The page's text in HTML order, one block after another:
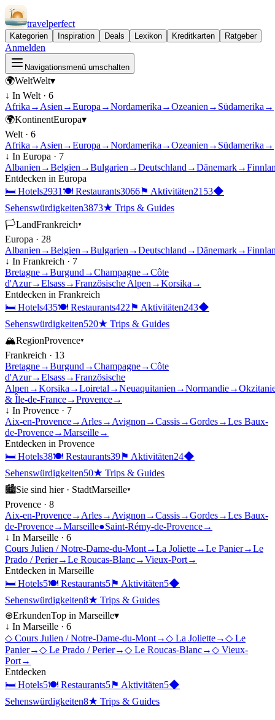
travelperfect
Kategorien Inspiration Deals Lexikon Kreditkarten Ratgeber
Anmelden
Navigationsmenü umschalten
🌍WeltWelt▾
↓ In Welt · 6
Afrika → Asien →Europa →Nordamerika →Ozeanien → Südamerika →
🌍KontinentEuropa▾
Welt · 6
Afrika → Asien →Europa →Nordamerika →Ozeanien → Südamerika →
↓ In Europa · 7
Albanien →Belgien →Bulgarien →Deutschland →Dänemark→
Entdecken in Europa
🛏 Hotels2931 🍽 Restaurants3066⚑ Aktivitäten2153◆
Sehenswürdigkeiten3873★ Trips & Guides
🏳LandFrankreich▾
Europa · 28
Albanien →Belgien →Bulgarien →Deutschland →Dänemark→
↓ In Frankreich · 7
Bretagne→Burgund →Champagne→Côte
d'Azur→Elsass→Französische Alpen →Korsika →
Entdecken in Frankreich
🛏 Hotels435🍽 Restaurants422⚑ Aktivitäten243◆
Sehenswürdigkeiten520★ Trips & Guides
🏔RegionProvence▾
Frankreich · 13
Bretagne→Burgund →Champagne→Côte
d'Azur→Elsass→Französische
Alpen →Korsika →Loiretal →Neuaquitanien →Normandie→
& Île-de-France→Provence→
↓ In Provence · 7
Aix-en-Provence→ Arles→ Avignon →Cassis→Gordes→Les Baux-
de-Provence→Marseille→
Entdecken in Provence
🛏 Hotels38🍽 Restaurants39⚑ Aktivitäten24◆
Sehenswürdigkeiten50★ Trips & Guides
🏙Sie sind hier · StadtMarseille▾
Provence · 8
Aix-en-Provence→ Arles→ Avignon →Cassis→Gordes→Les Baux-
de-Provence→Marseille●Saint-Rémy-de-Provence→
↓ In Marseille · 6
Cours Julien / Notre-Dame-du-Mont→La Joliette→Le Panier→Le
Prado / Perier→Le Roucas-Blanc→Vieux-Port→
Entdecken in Marseille
🛏 Hotels5🍽 Restaurants5⚑ Aktivitäten5◆
Sehenswürdigkeiten8★ Trips & Guides
⊕ErkundenTop in Marseille▾
↓ In Marseille · 6
◇ Cours Julien / Notre-Dame-du-Mont→◇ La Joliette→◇ Le
Panier→◇ Le Prado / Perier→◇ Le Roucas-Blanc→◇ Vieux-
Port→
Entdecken
🛏 Hotels5🍽 Restaurants5⚑ Aktivitäten5◆
Sehenswürdigkeiten8★ Trips & Guides